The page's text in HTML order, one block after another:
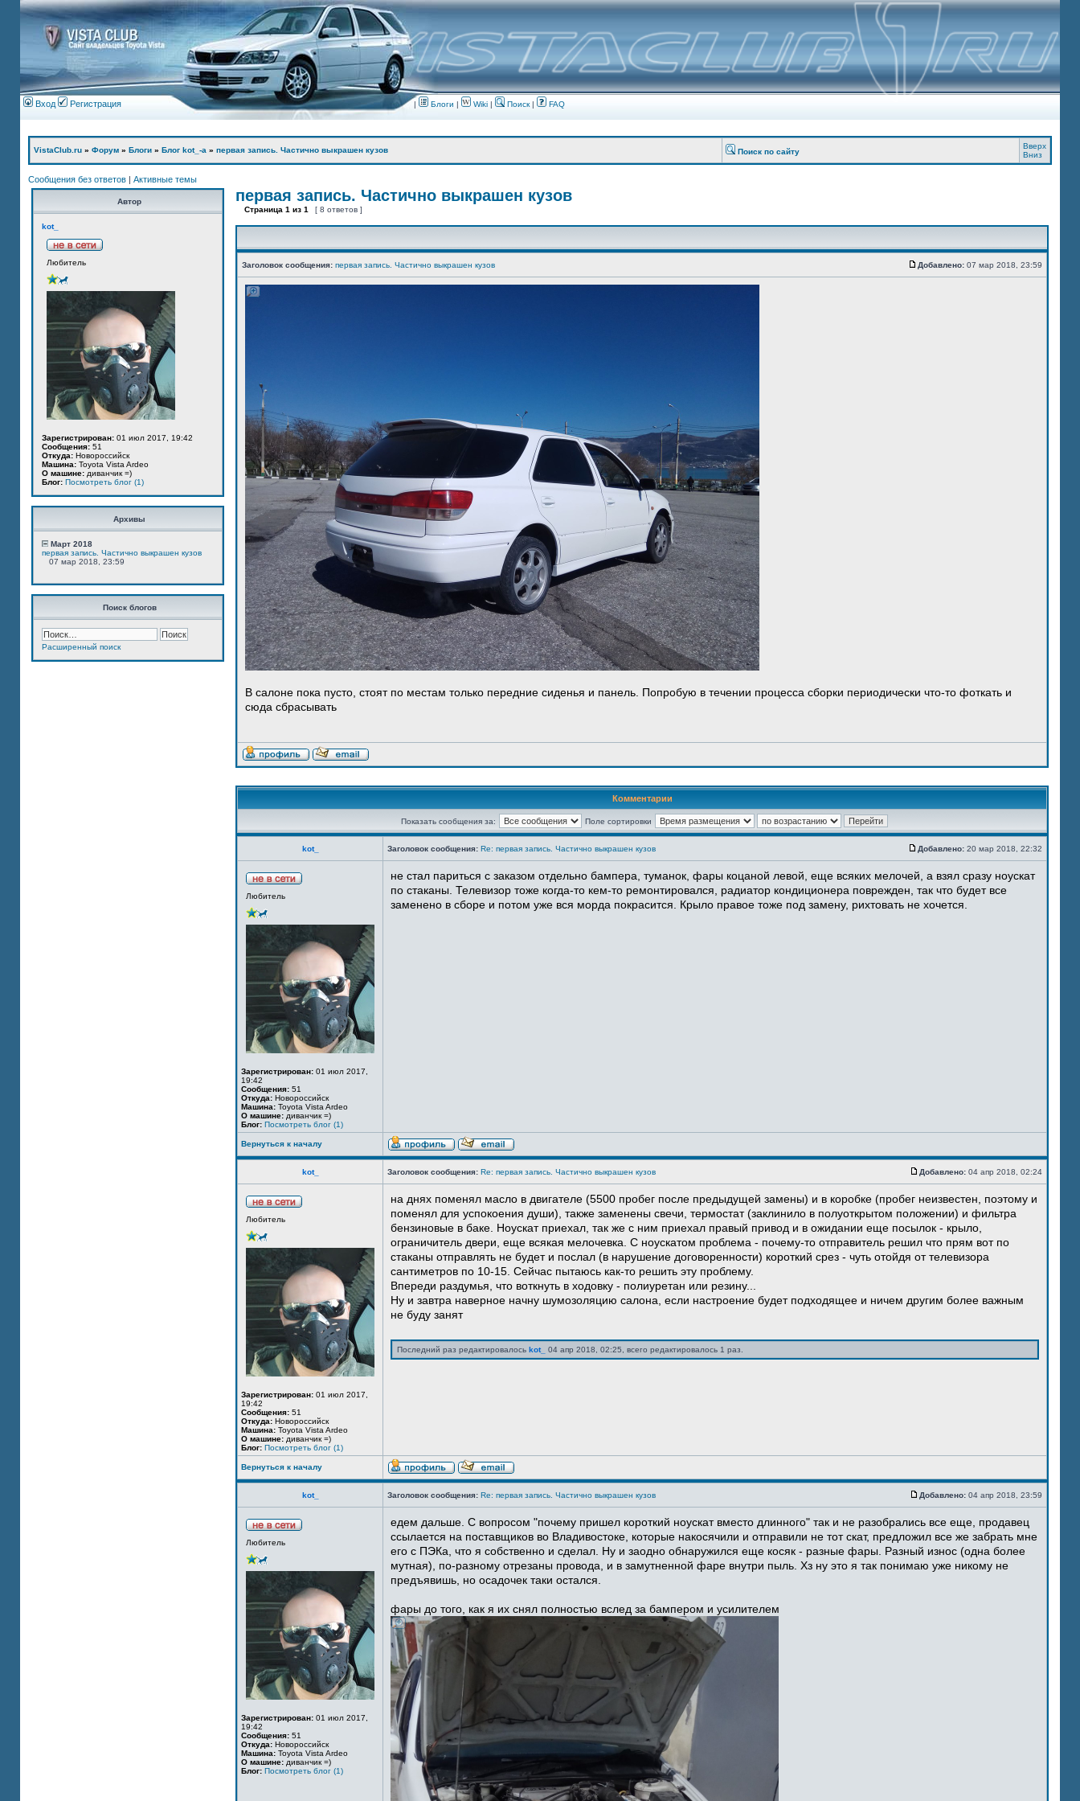
Вход Регистрация | Блоги | Wiki | Поиск| FAQ
VistaClub.ru » Форум » Блоги » Блог kot_-а » первая запись. Частично выкрашен кузов Поиск по сайту
Вверх
Вниз
Сообщения без ответов | Активные темы
Автор
kot_
Любитель
Зарегистрирован: 01 июл 2017, 19:42
Сообщения: 51
Откуда: Новороссийск
Машина: Toyota Vista Ardeo
О машине: диванчик =)
Блог: Посмотреть блог (1)
Архивы
Март 2018
первая запись. Частично выкрашен кузов
07 мар 2018, 23:59
Поиск блогов
Расширенный поиск
первая запись. Частично выкрашен кузов
Страница 1 из 1 [ 8 ответов ]
Заголовок сообщения: первая запись. Частично выкрашен кузов Добавлено: 07 мар 2018, 23:59
В салоне пока пусто, стоят по местам только передние сиденья и панель. Попробую в течении процесса сборки периодически что-то фоткать и
сюда сбрасывать
Комментарии
Показать сообщения за: Поле сортировки
kot_ Заголовок сообщения: Re: первая запись. Частично выкрашен кузов Добавлено: 20 мар 2018, 22:32
Любитель
Зарегистрирован: 01 июл 2017,
19:42
Сообщения: 51
Откуда: Новороссийск
Машина: Toyota Vista Ardeo
О машине: диванчик =)
Блог: Посмотреть блог (1)
не стал париться с заказом отдельно бампера, туманок, фары коцаной левой, еще всяких мелочей, а взял сразу ноускат
по стаканы. Телевизор тоже когда-то кем-то ремонтировался, радиатор кондиционера поврежден, так что будет все
заменено в сборе и потом уже вся морда покрасится. Крыло правое тоже под замену, рихтовать не хочется.
Вернуться к началу
kot_ Заголовок сообщения: Re: первая запись. Частично выкрашен кузов Добавлено: 04 апр 2018, 02:24
Любитель
Зарегистрирован: 01 июл 2017,
19:42
Сообщения: 51
Откуда: Новороссийск
Машина: Toyota Vista Ardeo
О машине: диванчик =)
Блог: Посмотреть блог (1)
на днях поменял масло в двигателе (5500 пробег после предыдущей замены) и в коробке (пробег неизвестен, поэтому и
поменял для успокоения души), также заменены свечи, термостат (заклинило в полуоткрытом положении) и фильтра
бензиновые в баке. Ноускат приехал, так же с ним приехал правый привод и в ожидании еще посылок - крыло,
ограничитель двери, еще всякая мелочевка. С ноускатом проблема - почему-то отправитель решил что прям вот по
стаканы отправлять не будет и послал (в нарушение договоренности) короткий срез - чуть отойдя от телевизора
сантиметров по 10-15. Сейчас пытаюсь как-то решить эту проблему.
Впереди раздумья, что воткнуть в ходовку - полиуретан или резину...
Ну и завтра наверное начну шумозоляцию салона, если настроение будет подходящее и ничем другим более важным
не буду занят
Последний раз редактировалось kot_ 04 апр 2018, 02:25, всего редактировалось 1 раз.
Вернуться к началу
kot_ Заголовок сообщения: Re: первая запись. Частично выкрашен кузов Добавлено: 04 апр 2018, 23:59
Любитель
Зарегистрирован: 01 июл 2017,
19:42
Сообщения: 51
Откуда: Новороссийск
Машина: Toyota Vista Ardeo
О машине: диванчик =)
Блог: Посмотреть блог (1)
едем дальше. С вопросом "почему пришел короткий ноускат вместо длинного" так и не разобрались все еще, продавец
ссылается на поставщиков во Владивостоке, которые накосячили и отправили не тот скат, предложил все же забрать мне
его с ПЭКа, что я собственно и сделал. Ну и заодно обнаружился еще косяк - разные фары. Разный износ (одна более
мутная), по-разному отрезаны провода, и в замутненной фаре внутри пыль. Хз ну это я так понимаю уже никому не
предъявишь, но осадочек таки остался.
фары до того, как я их снял полностью вслед за бампером и усилителем